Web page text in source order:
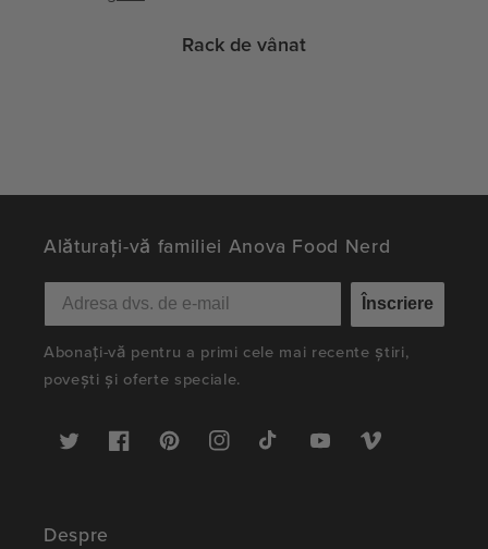
Rack de vânat
Alăturați-vă familiei Anova Food Nerd
Înscriere
Abonați-vă pentru a primi cele mai recente știri,
povești și oferte speciale.
Twitter FacebookPinterestInstagramTikTok YouTubeVimeo
Despre